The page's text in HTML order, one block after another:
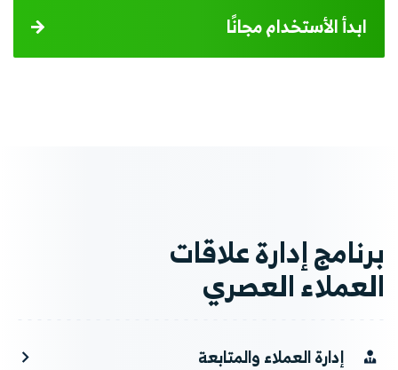
ابدأ الأستخدام مجانًا
برنامج إدارة علاقات
العملاء العصري
إدارة العملاء والمتابعة